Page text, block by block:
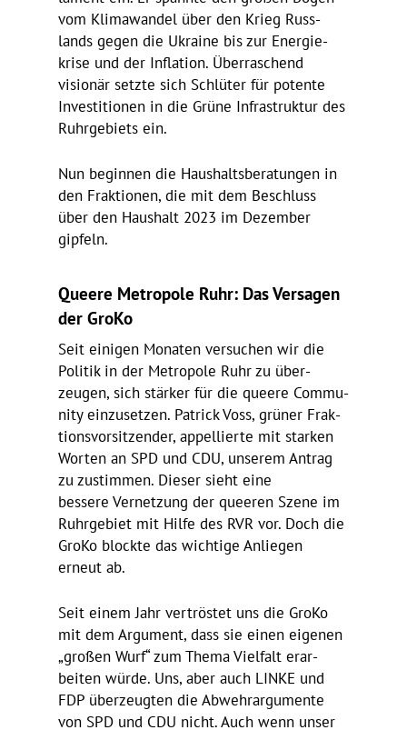
vom Klima­wandel über den Krieg Russ­
lands gegen die Ukraine bis zur Ener­gie­
krise und der Infla­tion. Über­ra­schend
visionär setzte sich Schlüter für potente
Inves­ti­tionen in die Grüne Infra­struktur des
Ruhr­ge­biets ein.
Nun beginnen die Haus­halts­be­ra­tungen in
den Frak­tionen, die mit dem Beschluss
über den Haus­halt 2023 im Dezember
gipfeln.
Queere Metro­pole Ruhr: Das Versagen
der GroKo
Seit einigen Monaten versu­chen wir die
Politik in der Metro­pole Ruhr zu über­
zeugen, sich stärker für die queere Commu­
nity einzu­setzen. Patrick Voss, grüner Frak­
ti­ons­vor­sit­zender, appel­lierte mit starken
Worten an SPD und CDU, unserem Antrag
zu zustimmen. Dieser sieht eine
bessere Vernet­zung der queeren Szene im
Ruhr­ge­biet mit Hilfe des RVR vor. Doch die
GroKo blockte das wich­tige Anliegen
erneut ab.
Seit einem Jahr vertröstet uns die GroKo
mit dem Argu­ment, dass sie einen eigenen
„großen Wurf“ zum Thema Viel­falt erar­
beiten würde. Uns, aber auch LINKE und
FDP über­zeugten die Abwehr­ar­gu­mente
von SPD und CDU nicht. Auch wenn unser